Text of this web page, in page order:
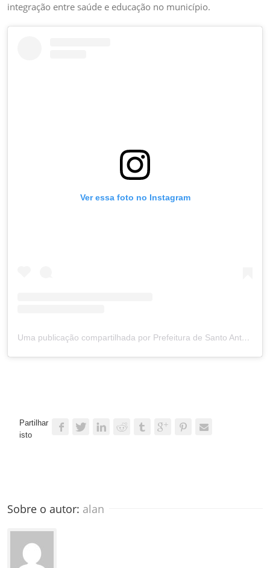
integração entre saúde e educação no município.
Ver essa foto no Instagram
Uma publicação compartilhada por Prefeitura de Santo Antônio (@prefsantoantonio)
Partilhar
isto
Sobre o autor: alan